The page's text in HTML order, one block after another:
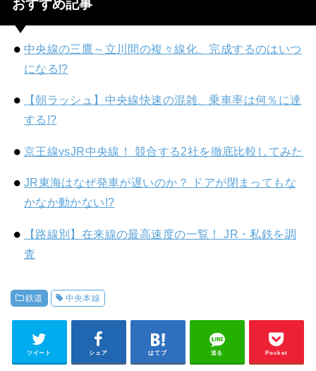
おすすめ記事
中央線の三鷹～立川間の複々線化、完成するのはいつ
になる!?
【朝ラッシュ】中央線快速の混雑、乗車率は何％に達
する!?
京王線vsJR中央線！ 競合する2社を徹底比較してみた
JR東海はなぜ発車が遅いのか？ ドアが閉まってもな
かなか動かない!?
【路線別】在来線の最高速度の一覧！ JR・私鉄を調
査
鉄道 中央本線
ツイート シェア はてブ 送る Pocket